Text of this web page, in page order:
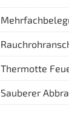
Thermotte
Sauberer